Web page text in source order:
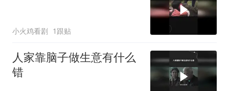
小火鸡看剧 1跟贴
人家靠脑子做生意有什么
错